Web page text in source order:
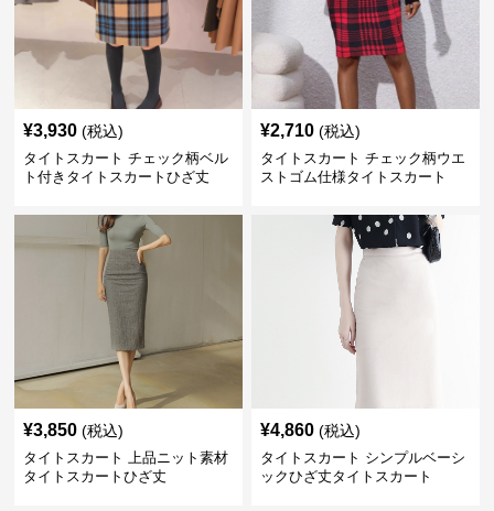
¥3,930 (税込)
タイトスカート チェック柄ベル
ト付きタイトスカートひざ丈
¥2,710 (税込)
タイトスカート チェック柄ウエ
ストゴム仕様タイトスカート
¥3,850 (税込)
タイトスカート 上品ニット素材
タイトスカートひざ丈
¥4,860 (税込)
タイトスカート シンプルベーシ
ックひざ丈タイトスカート